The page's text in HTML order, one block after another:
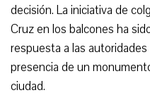
decisión. La iniciativa de
Cruz en los balcones ha
respuesta a las
presencia de un
ciudad.